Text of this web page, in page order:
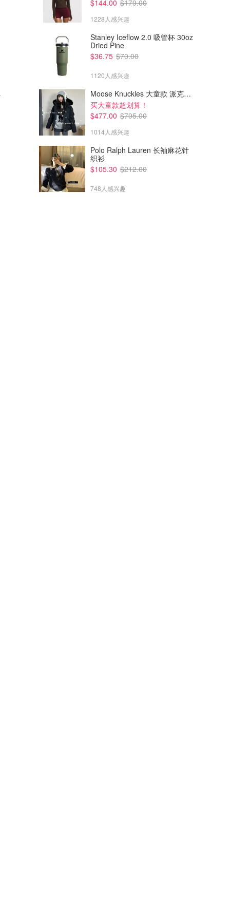
链
Vivienne Westwood Thames
Mini Relief 项链
$364.00
Vivienne Westwood Neysa 链
条项链
LN-CC
$144.00 $179.00
1228人感兴趣
Stanley Iceflow 2.0 吸管杯 30oz
Dried Pine
$36.75 $70.00
1120人感兴趣
Moose Knuckles 大童款 派克羽绒服
买大童款超划算！
$477.00 $795.00
1014人感兴趣
Polo Ralph Lauren 长袖麻花针
织衫
$105.30 $212.00
748人感兴趣